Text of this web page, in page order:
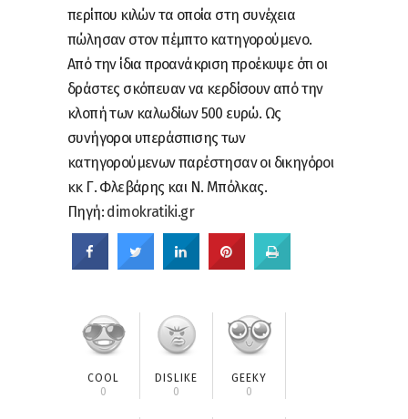
περίπου κιλών τα οποία στη συνέχεια
πώλησαν στον πέμπτο κατηγορούμενο.
Από την ίδια προανάκριση προέκυψε ότι οι
δράστες σκόπευαν να κερδίσουν από την
κλοπή των καλωδίων 500 ευρώ. Ως
συνήγοροι υπεράσπισης των
κατηγορούμενων παρέστησαν οι δικηγόροι
κκ Γ. Φλεβάρης και Ν. Μπόλκας.
Πηγή: dimokratiki.gr
COOL
0
DISLIKE
0
GEEKY
0